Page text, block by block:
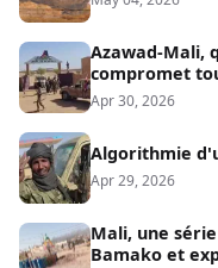
Azawad-Mali,
compromet
Apr 30, 2026
Algorithmie
Apr 29, 2026
Mali, une
Bamako et